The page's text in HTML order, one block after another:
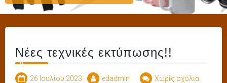
Νέες τεχνικές εκτύπωσης!!
26 Ιουλίου 2023 edadmin Χωρίς σχόλια